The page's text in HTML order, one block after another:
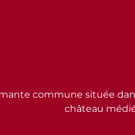
commune située
château